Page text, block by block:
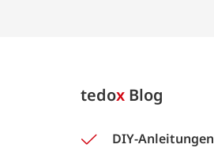
tedox Blog
DIY-Anleitungen